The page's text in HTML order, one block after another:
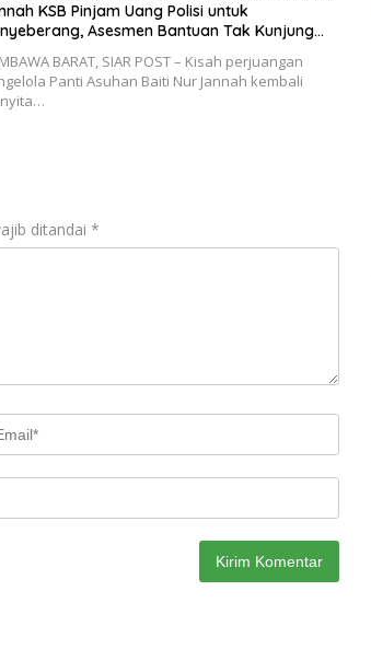
KSB Pinjam Uang Polisi untuk
Asesmen Bantuan Tak Kunjung
BARAT, SIAR POST – Kisah perjuangan
Panti Asuhan Baiti Nur Jannah kembali
ditandai *